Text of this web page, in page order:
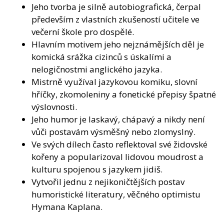
Jeho tvorba je silně autobiografická, čerpal
především z vlastních zkušeností učitele ve
večerní škole pro dospělé.
Hlavním motivem jeho nejznámějších děl je
komická srážka cizinců s úskalími a
nelogičnostmi anglického jazyka.
Mistrně využíval jazykovou komiku, slovní
hříčky, zkomoleniny a fonetické přepisy špatné
výslovnosti.
Jeho humor je laskavý, chápavý a nikdy není
vůči postavám výsměšný nebo zlomyslný.
Ve svých dílech často reflektoval své židovské
kořeny a popularizoval lidovou moudrost a
kulturu spojenou s jazykem jidiš.
Vytvořil jednu z nejikoničtějších postav
humoristické literatury, věčného optimistu
Hymana Kaplana.